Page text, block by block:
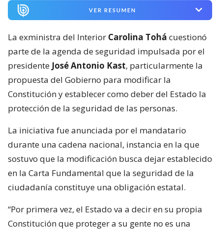
VER RESUMEN
La exministra del Interior Carolina Tohá cuestionó
parte de la agenda de seguridad impulsada por el
presidente José Antonio Kast, particularmente la
propuesta del Gobierno para modificar la
Constitución y establecer como deber del Estado la
protección de la seguridad de las personas.
La iniciativa fue anunciada por el mandatario
durante una cadena nacional, instancia en la que
sostuvo que la modificación busca dejar establecido
en la Carta Fundamental que la seguridad de la
ciudadanía constituye una obligación estatal.
“Por primera vez, el Estado va a decir en su propia
Constitución que proteger a su gente no es una